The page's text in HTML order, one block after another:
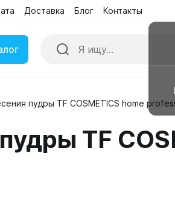
Доставка Блог Контакты
колонки
Умные
Чехлы
пудры TF COSMETICS home
TF